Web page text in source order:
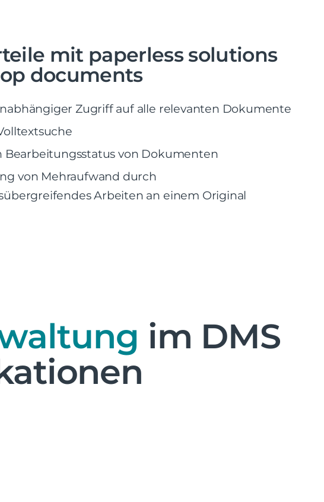
mit paperless solutions
documents
Zugriff auf alle relevanten Dokumente
Bearbeitungsstatus von Dokumenten
von Mehraufwand durch
Arbeiten an einem Original
im DMS